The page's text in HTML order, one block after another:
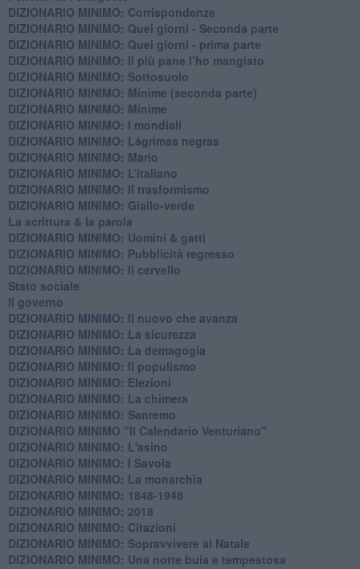
DIZIONARIO MINIMO: Corrispondenze
DIZIONARIO MINIMO: Quei giorni - Seconda parte
DIZIONARIO MINIMO: Quei giorni - prima parte
DIZIONARIO MINIMO: Il più pane l’ho mangiato
DIZIONARIO MINIMO: Sottosuolo
DIZIONARIO MINIMO: Minime (seconda parte)
DIZIONARIO MINIMO: Minime
DIZIONARIO MINIMO: ​I mondiali
DIZIONARIO MINIMO: ​Lágrimas negras
DIZIONARIO MINIMO: Mario
DIZIONARIO MINIMO: L’italiano
DIZIONARIO MINIMO: Il trasformismo
DIZIONARIO MINIMO: Giallo-verde
La scrittura & la parola
​DIZIONARIO MINIMO: Uomini & gatti
DIZIONARIO MINIMO: ​Pubblicità regresso
DIZIONARIO MINIMO: Il cervello
Stato sociale
Il governo
DIZIONARIO MINIMO: Il nuovo che avanza
DIZIONARIO MINIMO: La sicurezza
DIZIONARIO MINIMO: La demagogia
DIZIONARIO MINIMO: Il populismo
DIZIONARIO MINIMO: Elezioni
DIZIONARIO MINIMO: La chimera
DIZIONARIO MINIMO: Sanremo
DIZIONARIO MINIMO "Il Calendario Venturiano"
DIZIONARIO MINIMO: L'asino
DIZIONARIO MINIMO: I Savoia
DIZIONARIO MINIMO: La monarchia
DIZIONARIO MINIMO: 1848-1948
DIZIONARIO MINIMO: 2018
DIZIONARIO MINIMO: Citazioni
DIZIONARIO MINIMO: ​Sopravvivere al Natale
DIZIONARIO MINIMO: ​Una notte buia e tempestosa